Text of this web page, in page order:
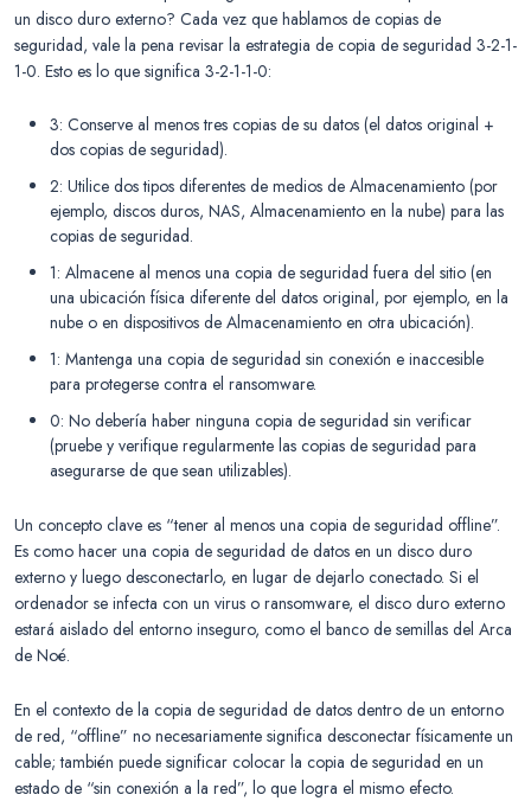
un disco duro externo? Cada vez que hablamos de copias de
seguridad, vale la pena revisar la estrategia de copia de seguridad 3-2-1-
1-0. Esto es lo que significa 3-2-1-1-0:
3: Conserve al menos tres copias de su datos (el datos original +
dos copias de seguridad).
2: Utilice dos tipos diferentes de medios de Almacenamiento (por
ejemplo, discos duros, NAS, Almacenamiento en la nube) para las
copias de seguridad.
1: Almacene al menos una copia de seguridad fuera del sitio (en
una ubicación física diferente del datos original, por ejemplo, en la
nube o en dispositivos de Almacenamiento en otra ubicación).
1: Mantenga una copia de seguridad sin conexión e inaccesible
para protegerse contra el ransomware.
0: No debería haber ninguna copia de seguridad sin verificar
(pruebe y verifique regularmente las copias de seguridad para
asegurarse de que sean utilizables).
Un concepto clave es “tener al menos una copia de seguridad offline”.
Es como hacer una copia de seguridad de datos en un disco duro
externo y luego desconectarlo, en lugar de dejarlo conectado. Si el
ordenador se infecta con un virus o ransomware, el disco duro externo
estará aislado del entorno inseguro, como el banco de semillas del Arca
de Noé.
En el contexto de la copia de seguridad de datos dentro de un entorno
de red, “offline” no necesariamente significa desconectar físicamente un
cable; también puede significar colocar la copia de seguridad en un
estado de “sin conexión a la red”, lo que logra el mismo efecto.